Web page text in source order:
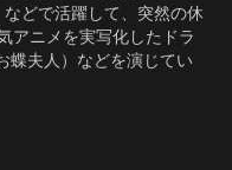
どで活躍して、突然の休
アニメを実写化したドラ
蝶夫人）などを演じてい